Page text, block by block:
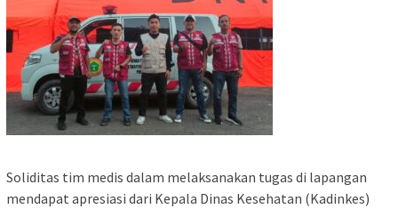
​Soliditas tim medis dalam melaksanakan tugas di lapangan
mendapat apresiasi dari Kepala Dinas Kesehatan (Kadinkes)